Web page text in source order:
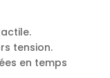
tension.
en temps